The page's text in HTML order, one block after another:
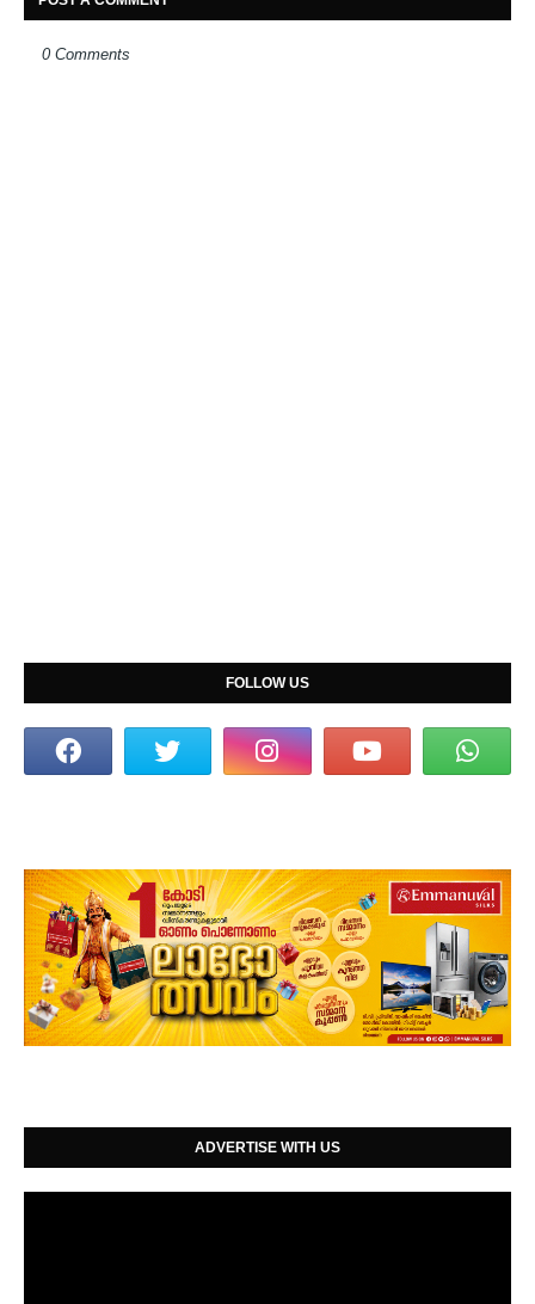
0 Comments
FOLLOW US
ADVERTISE WITH US